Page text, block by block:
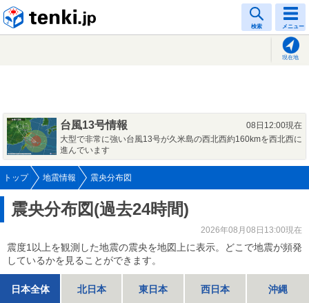
検索 メニュー
現在地
台風13号情報
08日12:00現在
大型で非常に強い台風13号が久米島の西北西約160kmを西北西に
進んでいます
トップ 地震情報 震央分布図
震央分布図(過去24時間)
2026年08月08日13:00現在
震度1以上を観測した地震の震央を地図上に表示。どこで地震が頻発
しているかを見ることができます。
日本全体 北日本 東日本 西日本 沖縄